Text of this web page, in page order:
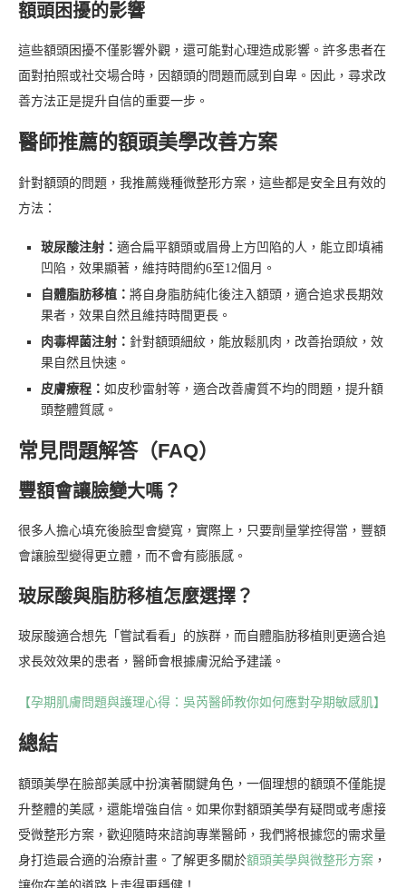
額頭困擾的影響
這些額頭困擾不僅影響外觀，還可能對心理造成影響。許多患者在
面對拍照或社交場合時，因額頭的問題而感到自卑。因此，尋求改
善方法正是提升自信的重要一步。
醫師推薦的額頭美學改善方案
針對額頭的問題，我推薦幾種微整形方案，這些都是安全且有效的
方法：
玻尿酸注射： 適合扁平額頭或眉骨上方凹陷的人，能立即填補
凹陷，效果顯著，維持時間約6至12個月。
自體脂肪移植： 將自身脂肪純化後注入額頭，適合追求長期效
果者，效果自然且維持時間更長。
肉毒桿菌注射： 針對額頭細紋，能放鬆肌肉，改善抬頭紋，效
果自然且快速。
皮膚療程： 如皮秒雷射等，適合改善膚質不均的問題，提升額
頭整體質感。
常見問題解答（FAQ）
豐額會讓臉變大嗎？
很多人擔心填充後臉型會變寬，實際上，只要劑量掌控得當，豐額
會讓臉型變得更立體，而不會有膨脹感。
玻尿酸與脂肪移植怎麼選擇？
玻尿酸適合想先「嘗試看看」的族群，而自體脂肪移植則更適合追
求長效效果的患者，醫師會根據膚況給予建議。
【孕期肌膚問題與護理心得：吳芮醫師教你如何應對孕期敏感肌】
總結
額頭美學在臉部美感中扮演著關鍵角色，一個理想的額頭不僅能提
升整體的美感，還能增強自信。如果你對額頭美學有疑問或考慮接
受微整形方案，歡迎隨時來諮詢專業醫師，我們將根據您的需求量
身打造最合適的治療計畫。了解更多關於額頭美學與微整形方案 ，